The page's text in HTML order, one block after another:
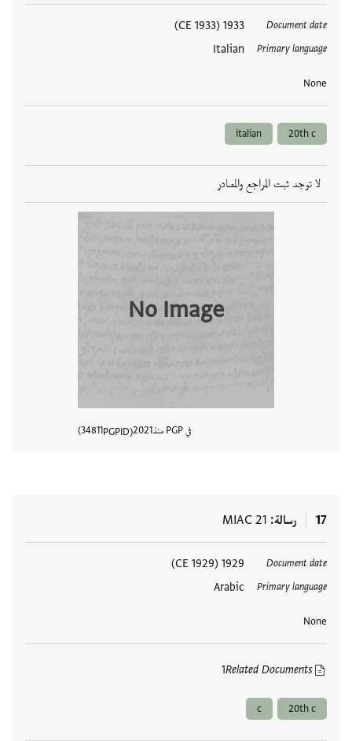
Document date
1933 (1933 CE)
Primary language
Italian
None
العلامات
20th c
italian
لا توجد ثبت المراجع والمصادر
No Image
في PGP منذ 2021
PGPID
34811
17 رسالة MIAC 21
Document date
1929 (1929 CE)
Primary language
Arabic
None
Related Documents
1
العلامات
20th c
c